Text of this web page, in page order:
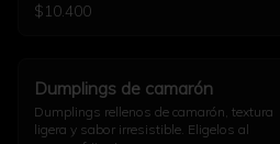
$10.400
Dumplings de camarón
Dumplings rellenos de camarón, textura
ligera y sabor irresistible. Eligelos al